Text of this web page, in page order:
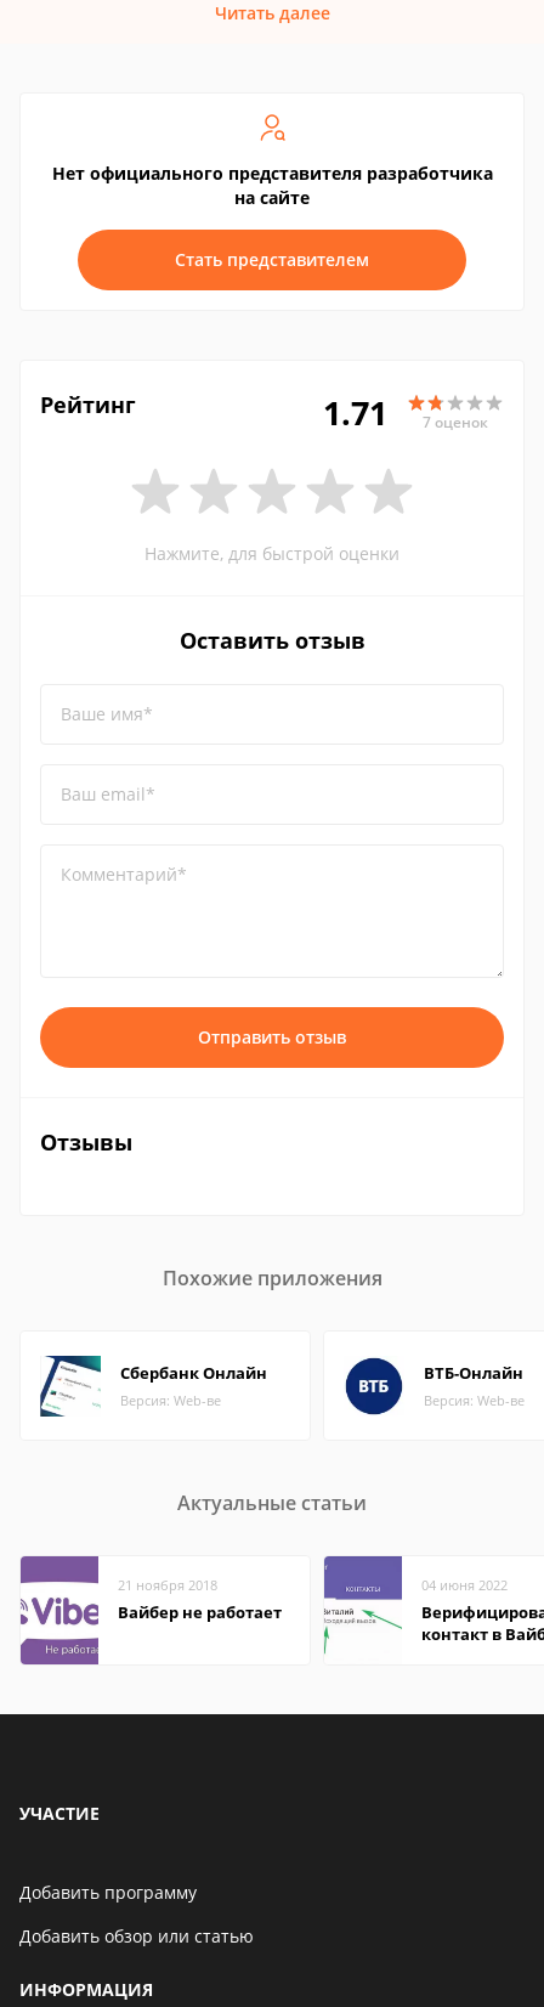
Читать далее
Нет официального представителя разработчика
на сайте
Стать представителем
Рейтинг 1.71 7 оценок
Нажмите, для быстрой оценки
Оставить отзыв
Ваше имя*
Ваш email*
Комментарий*
Отправить отзыв
Отзывы
Похожие приложения
Сбербанк Онлайн
Версия: Web-ве
ВТБ-Онлайн
Версия: Web-ве
Актуальные статьи
21 ноября 2018
Вайбер не работает
04 июня 2022
контакт в
УЧАСТИЕ
Добавить программу
Добавить обзор или статью
ИНФОРМАЦИЯ